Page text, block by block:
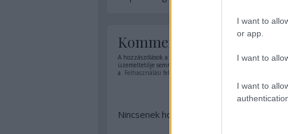
I want to
or app.
I want to
I want to
Kommentek:
A hozzászólások a értelmében
üzemeltetője semmilyen felelősséget nem vállal, azokat
a Felhasználási feltételekben
Nincsenek hozzászólások.